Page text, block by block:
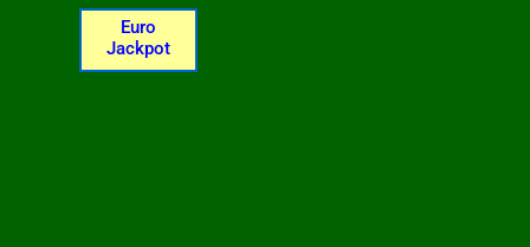
Euro
Jackpot